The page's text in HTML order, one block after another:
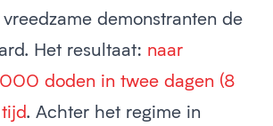
demonstranten de
Het resultaat: naar
doden in twee dagen (8
. Achter het regime in